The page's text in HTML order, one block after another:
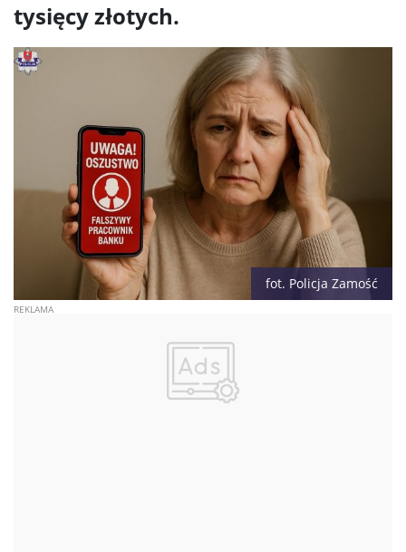
tysięcy złotych.
fot. Policja Zamość